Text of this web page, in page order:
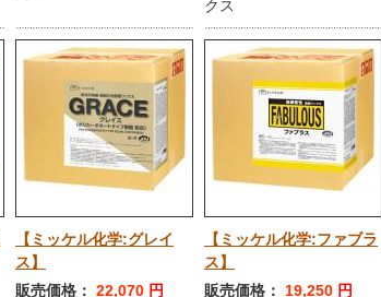
クス
【ミッケル化学:グレイ
ス】
販売価格： 22,070 円
【ミッケル化学:ファブラ
ス】
販売価格：
19,250 円